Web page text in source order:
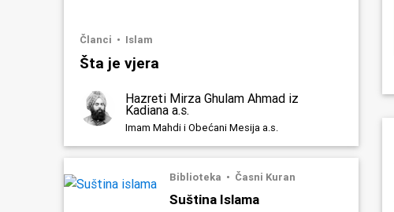
Članci Islam
Šta je vjera
Hazreti Mirza Ghulam Ahmad iz
Kadiana a.s.
Imam Mahdi i Obećani Mesija a.s.
Biblioteka Časni Kuran
Suština Islama